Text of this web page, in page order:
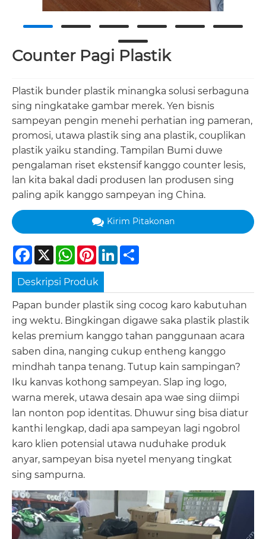
Counter Pagi Plastik
Plastik bunder plastik minangka solusi serbaguna
sing ningkatake gambar merek. Yen bisnis
sampeyan pengin menehi perhatian ing pameran,
promosi, utawa plastik sing ana plastik, couplikan
plastik yaiku standing. Tampilan Bumi duwe
pengalaman riset ekstensif kanggo counter lesis,
lan kita bakal dadi produsen lan produsen sing
paling apik kanggo sampeyan ing China.
Kirim Pitakonan
Facebook
X WhatsApp
Pinterest
LinkedIn
Deskripsi Produk
Papan bunder plastik sing cocog karo kabutuhan
ing wektu. Bingkingan digawe saka plastik plastik
kelas premium kanggo tahan panggunaan acara
saben dina, nanging cukup entheng kanggo
mindhah tanpa tenang. Tutup kain sampingan?
Iku kanvas kothong sampeyan. Slap ing logo,
warna merek, utawa desain apa wae sing diimpi
lan nonton pop identitas. Dhuwur sing bisa diatur
kanthi lengkap, dadi apa sampeyan lagi ngobrol
karo klien potensial utawa nuduhake produk
anyar, sampeyan bisa nyetel menyang tingkat
sing sampurna.